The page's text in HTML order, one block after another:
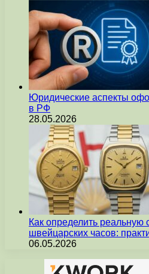
Юридические аспекты
в РФ
28.05.2026
Как определить реальную
швейцарских часов:
06.05.2026